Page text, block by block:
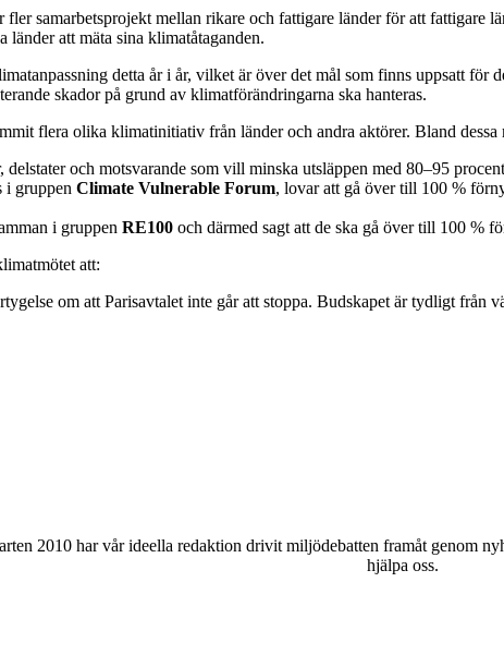
samarbetsprojekt mellan rikare och fattigare länder för att fattigare
länder att mäta sina klimatåtaganden.
detta år i år, vilket är över det mål som finns uppsatt för
skador på grund av klimatförändringarna ska hanteras.
flera olika klimatinitiativ från länder och andra aktörer. Bland dessa
delstater och motsvarande som vill minska utsläppen med 80–95
i gruppen Climate Vulnerable Forum, lovar att gå över till 100 %
i gruppen RE100 och därmed sagt att de ska gå över till 100 %
att:
om att Parisavtalet inte går att stoppa. Budskapet är tydligt från
2010 har vår ideella redaktion drivit miljödebatten framåt genom
hjälpa oss.